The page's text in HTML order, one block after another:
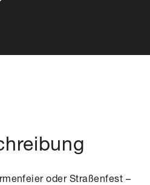
oder Straßenfest –